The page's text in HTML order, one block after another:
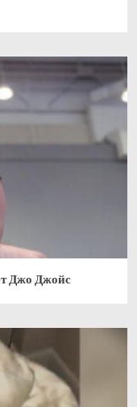
Джо Джойс